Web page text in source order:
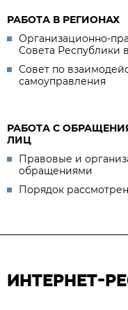
РАБОТА В РЕГИОНАХ
Организационно-
Совета Республики
Совет по
самоуправления
РАБОТА С
ЛИЦ
Правовые и
обращениями
Порядок
ИНТЕРНЕТ-